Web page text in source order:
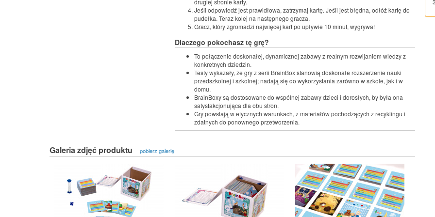
Jeśli odpowiedź jest prawidłowa, zatrzymaj kartę. Jeśli jest błędna, odłóż kartę do
pudełka. Teraz kolej na następnego gracza.
Gracz, który zgromadzi najwięcej kart po upływie 10 minut, wygrywa!
Dlaczego pokochasz tę grę?
To połączenie doskonałej, dynamicznej zabawy z realnym rozwijaniem wiedzy z
konkretnych dziedzin.
Testy wykazały, że gry z serii BrainBox stanowią doskonałe rozszerzenie nauki
przedszkolnej i szkolnej; nadają się do wykorzystania zarówno w szkole, jak i w
domu.
BrainBoxy są dostosowane do wspólnej zabawy dzieci i dorosłych, by była ona
satysfakcjonująca dla obu stron.
Gry powstają w etycznych warunkach, z materiałów pochodzących z recyklingu i
zdatnych do ponownego przetworzenia.
Galeria zdjęć produktu pobierz galerię